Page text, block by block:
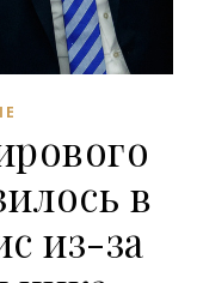
в
из-за